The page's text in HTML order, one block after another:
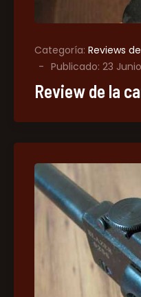
Categoría: Reviews
Publicado: 23
Review de la